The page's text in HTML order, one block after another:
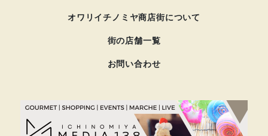
オワリイチノミヤ商店街について
街の店舗一覧
お問い合わせ